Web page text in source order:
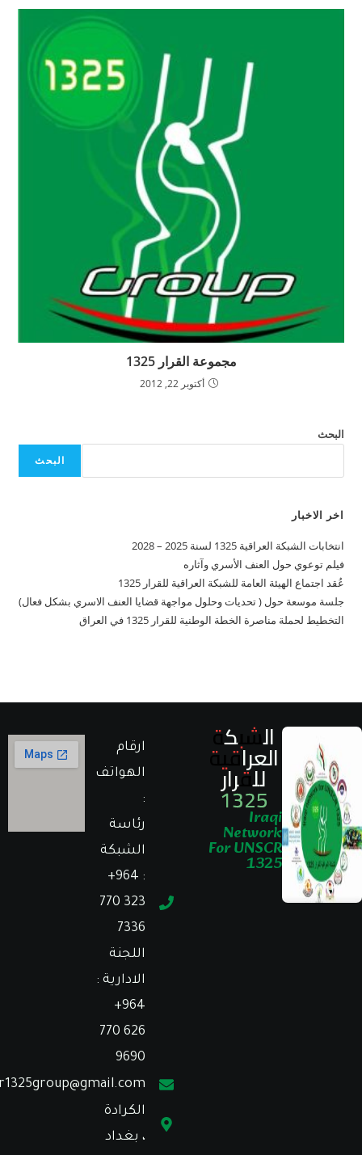
مجموعة القرار 1325
أكتوبر 22, 2012
البحث
الاخبار
الشبكة العراقية 1325 لسنة 2025 – 2028
توعوي حول العنف الأسري وآثاره
اجتماع الهيئة العامة للشبكة العراقية للقرار 1325
موسعة حول ( تحديات وحلول مواجهة قضايا العنف الاسري بشكل فعال)
لحملة مناصرة الخطة الوطنية للقرار 1325 في العراق
الشبكة
العراقية
للقرار
1325
Iraqi
Network
For UNSCR
1325
الهواتف
رئاسة
الشبكة
: ⁦+964
770 323
اللجنة
الادارية :
⁦+964
770 626
9690⁩
unscr1325group@gmail.com
الكرادة
، بغداد